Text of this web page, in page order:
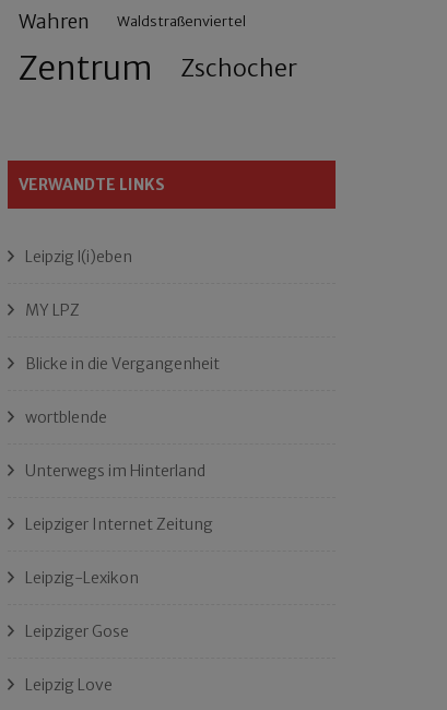
Wahren Waldstraßenviertel
Zentrum Zschocher
VERWANDTE LINKS
Leipzig l(i)eben
MY LPZ
Blicke in die Vergangenheit
wortblende
Unterwegs im Hinterland
Leipziger Internet Zeitung
Leipzig-Lexikon
Leipziger Gose
Leipzig Love